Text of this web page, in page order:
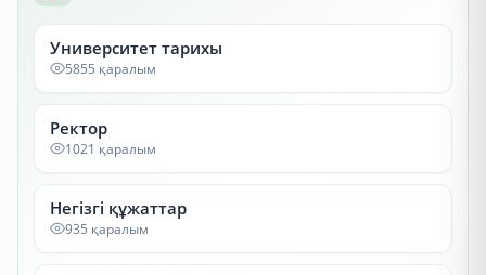
Университет тарихы
5855 қаралым
Ректор
1021 қаралым
Негізгі құжаттар
935 қаралым